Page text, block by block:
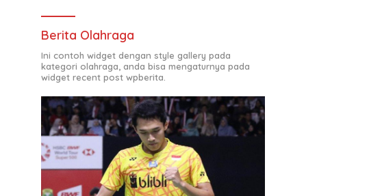
Berita Olahraga
Ini contoh widget dengan style gallery pada
kategori olahraga, anda bisa mengaturnya pada
widget recent post wpberita.